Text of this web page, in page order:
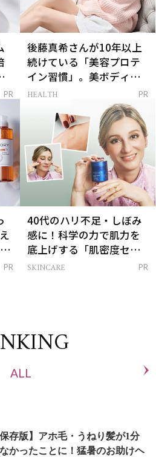
PR
後藤真希さんが10年以上
続けている「美容プロテ
イン習慣」。美ボディを
支える朝ルーティンと
HEALTH PR
PR
40代のハリ不足・しぼみ
感に！科学の力で肌力を
底上げする「肌密度セラ
ム」
SKINCARE PR
ALL
保存版】アホ毛・うねり髪が1分
かったことに！猛暑のお助けヘ